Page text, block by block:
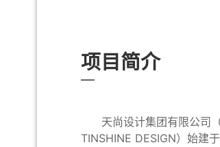
项目简介
天尚设计集团有限公司（
TINSHINE DESIGN）始建